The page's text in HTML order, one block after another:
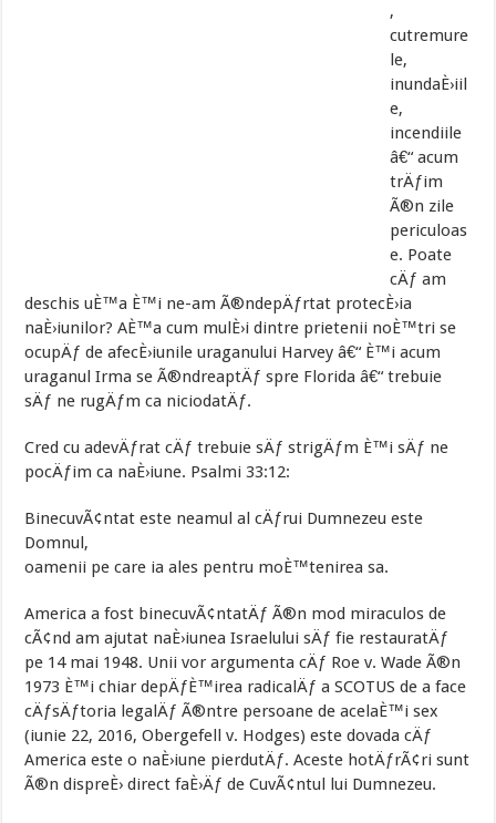
,
cutremure
le,
inundaÈ›iil
e,
incendiile
â€“ acum
trÄƒim
Ã®n zile
periculoas
e. Poate
cÄƒ am
deschis uÈ™a È™i ne-am Ã®ndepÄƒrtat protecÈ›ia
naÈ›iunilor? AÈ™a cum mulÈ›i dintre prietenii noÈ™tri se
ocupÄƒ de afecÈ›iunile uraganului Harvey â€“ È™i acum
uraganul Irma se Ã®ndreaptÄƒ spre Florida â€“ trebuie
sÄƒ ne rugÄƒm ca niciodatÄƒ.
Cred cu adevÄƒrat cÄƒ trebuie sÄƒ strigÄƒm È™i sÄƒ ne
pocÄƒim ca naÈ›iune. Psalmi 33:12:
BinecuvÃ¢ntat este neamul al cÄƒrui Dumnezeu este
Domnul,
oamenii pe care ia ales pentru moÈ™tenirea sa.
America a fost binecuvÃ¢ntatÄƒ Ã®n mod miraculos de
cÃ¢nd am ajutat naÈ›iunea Israelului sÄƒ fie restauratÄƒ
pe 14 mai 1948. Unii vor argumenta cÄƒ Roe v. Wade Ã®n
1973 È™i chiar depÄƒÈ™irea radicalÄƒ a SCOTUS de a face
cÄƒsÄƒtoria legalÄƒ Ã®ntre persoane de acelaÈ™i sex
(iunie 22, 2016, Obergefell v. Hodges) este dovada cÄƒ
America este o naÈ›iune pierdutÄƒ. Aceste hotÄƒrÃ¢ri sunt
Ã®n dispreÈ› direct faÈ›Äƒ de CuvÃ¢ntul lui Dumnezeu.